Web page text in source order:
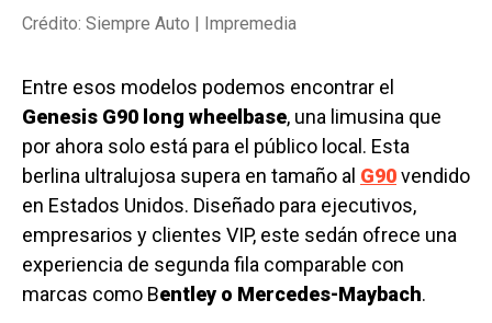
Crédito: Siempre Auto | Impremedia
Entre esos modelos podemos encontrar el
Genesis G90 long wheelbase, una limusina que
por ahora solo está para el público local. Esta
berlina ultralujosa supera en tamaño al G90vendido
en Estados Unidos. Diseñado para ejecutivos,
empresarios y clientes VIP, este sedán ofrece una
experiencia de segunda fila comparable con
marcas como Bentley o Mercedes-Maybach.